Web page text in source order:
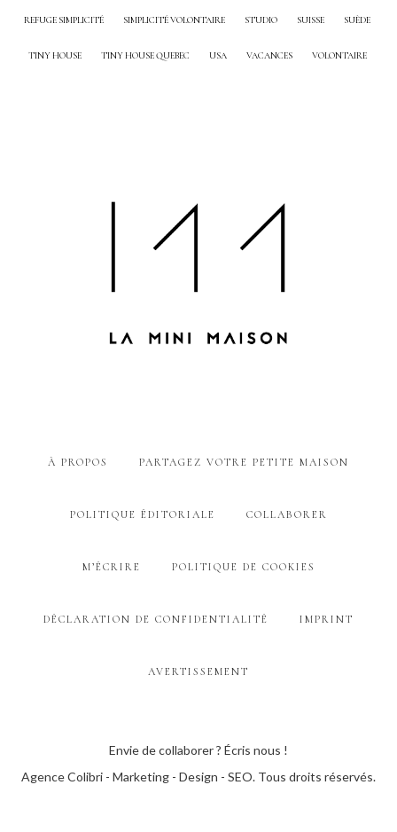
REFUGE SIMPLICITÉ SIMPLICITÉ VOLONTAIRE STUDIO SUISSE SUÈDE
TINY HOUSE TINY HOUSE QUEBEC USA VACANCES VOLONTAIRE
À PROPOS PARTAGEZ VOTRE PETITE MAISON
POLITIQUE ÉDITORIALE COLLABORER
M’ÉCRIRE POLITIQUE DE COOKIES
DÉCLARATION DE CONFIDENTIALITÉ IMPRINT
AVERTISSEMENT
Envie de collaborer ? Écris nous !
Agence Colibri - Marketing - Design - SEO. Tous droits réservés.